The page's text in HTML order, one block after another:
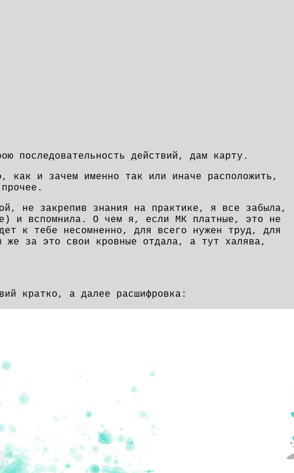
последовательность действий, дам карту.
и зачем именно так или иначе расположить,
не закрепив знания на практике, я все забыла,
и вспомнила. О чем я, если МК платные, это не
к тебе несомненно, для всего нужен труд, для
же за это свои кровные отдала, а тут халява,
кратко, а далее расшифровка: